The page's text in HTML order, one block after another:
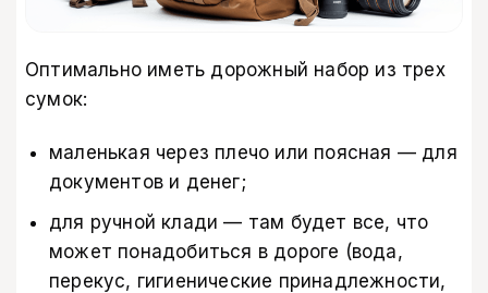
Оптимально иметь дорожный набор из трех
сумок:
маленькая через плечо или поясная — для
документов и денег;
для ручной клади — там будет все, что
может понадобиться в дороге (вода,
перекус, гигиенические принадлежности,